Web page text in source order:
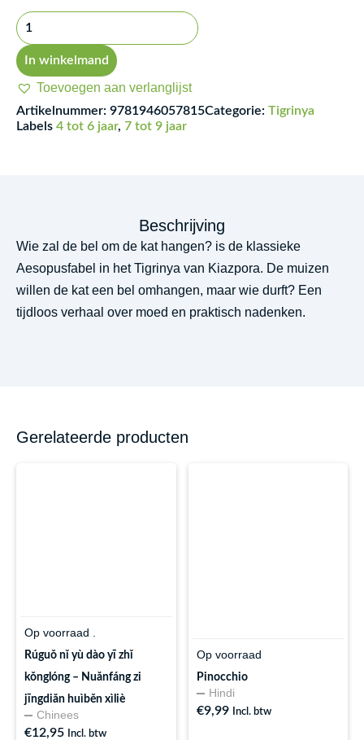
q'Atchiel
m'En
y'Esera
Will
In winkelmand
Toevoegen aan verlanglijst
Artikelnummer: 9781946057815Categorie: Tigrinya
Labels 4 tot 6 jaar, 7 tot 9 jaar
Beschrijving
Wie zal de bel om de kat hangen? is de klassieke
Aesopusfabel in het Tigrinya van Kiazpora. De muizen
willen de kat een bel omhangen, maar wie durft? Een
tijdloos verhaal over moed en praktisch nadenken.
Gerelateerde producten
Op voorraad .
Rúguǒ nǐ yù dào yī zhǐ
kǒnglóng – Nuǎnfáng zi
jīngdiǎn huìběn xìliè
Chinees
€12,95 Incl. btw
Op voorraad
Pinocchio
Hindi
€9,99 Incl. btw